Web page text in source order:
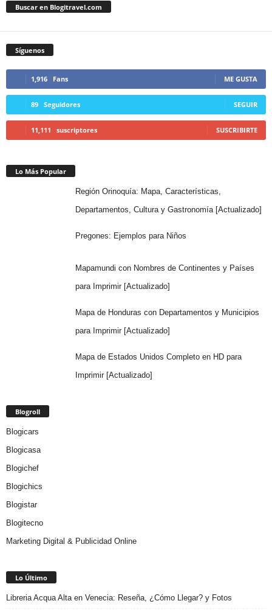
Buscar en Blogitravel.com
Síguenos
1,916 Fans ME GUSTA
89 Seguidores SEGUIR
11,111 suscriptores SUSCRIBIRTE
Lo Más Popular
Región Orinoquía: Mapa, Características,
Departamentos, Cultura y Gastronomía [Actualizado]
Pregones: Ejemplos para Niños
Mapamundi con Nombres de Continentes y Países
para Imprimir [Actualizado]
Mapa de Honduras con Departamentos y Municipios
para Imprimir [Actualizado]
Mapa de Estados Unidos Completo en HD para
Imprimir [Actualizado]
Blogroll
Blogicars
Blogicasa
Blogichef
Blogichics
Blogistar
Blogitecno
Marketing Digital & Publicidad Online
Lo Último
Libreria Acqua Alta en Venecia: Reseña, ¿Cómo Llegar? y Fotos